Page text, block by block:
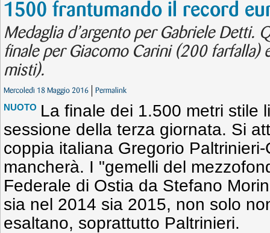
1500 frantumando il record
Medaglia d’argento per Gabriele Detti.
finale per Giacomo Carini (200 farfalla)
misti).
Mercoledì 18 Maggio 2016 Permalink
NUOTO La finale dei 1.500 metri stile
sessione della terza giornata. Si
coppia italiana Gregorio
mancherà. I "gemelli del
Federale di Ostia da Stefano
sia nel 2014 sia 2015, non solo
esaltano, soprattutto Paltrinieri.